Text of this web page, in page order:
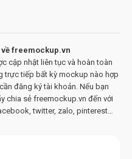
về freemockup.vn
cập nhật liên tục và hoàn toàn
trực tiếp bất kỳ mockup nào hợp
đăng ký tài khoản. Nếu bạn
chia sẻ freemockup.vn đến với
twitter, zalo, pinterest…